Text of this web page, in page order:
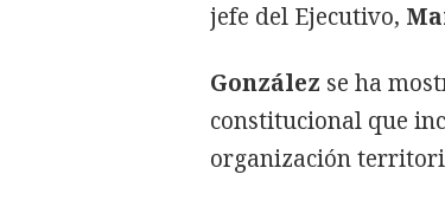
jefe del Ejecutivo,
González se ha
constitucional que
organización